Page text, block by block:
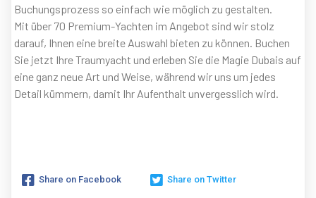
Buchungsprozess so einfach wie möglich zu gestalten.
Mit über 70 Premium-Yachten im Angebot sind wir stolz
darauf, Ihnen eine breite Auswahl bieten zu können. Buchen
Sie jetzt Ihre Traumyacht und erleben Sie die Magie Dubais auf
eine ganz neue Art und Weise, während wir uns um jedes
Detail kümmern, damit Ihr Aufenthalt unvergesslich wird.
Share on Facebook Share on Twitter